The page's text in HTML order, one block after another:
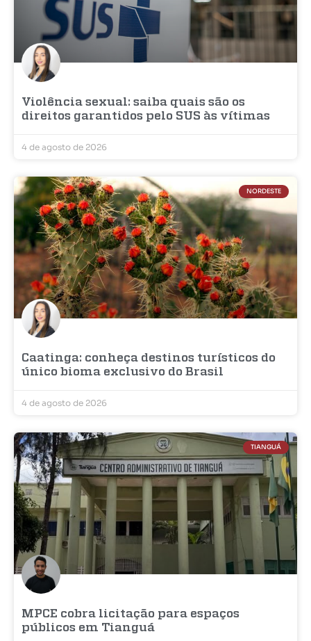
Violência sexual: saiba quais são os
direitos garantidos pelo SUS às vítimas
4 de agosto de 2026
NORDESTE
Caatinga: conheça destinos turísticos do
único bioma exclusivo do Brasil
4 de agosto de 2026
TIANGUÁ
MPCE cobra licitação para espaços
públicos em Tianguá